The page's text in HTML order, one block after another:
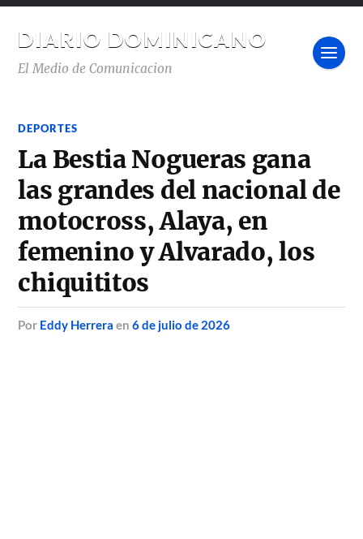
DIARIO DOMINICANO
El Medio de Comunicacion
DEPORTES
La Bestia Nogueras gana
las grandes del nacional de
motocross, Alaya, en
femenino y Alvarado, los
chiquititos
por Eddy Herrera en6 de julio de 2026